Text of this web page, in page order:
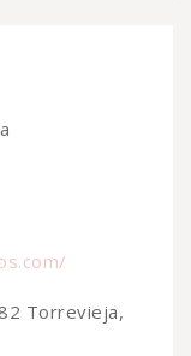
Torrevieja,